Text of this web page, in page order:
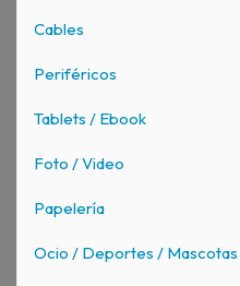
Cables
Periféricos
Tablets / Ebook
Foto / Video
Papelería
Ocio / Deportes / Mascotas